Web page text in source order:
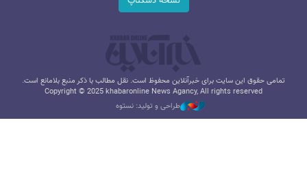
تمامی حقوق این سایت برای خبرآنلاین محفوظ است. نقل مطالب با ذکر منبع بلامانع است.
Copyright © 2025 khabaronline News Agancy, All rights reserved
طراحی و تولید: نستوه